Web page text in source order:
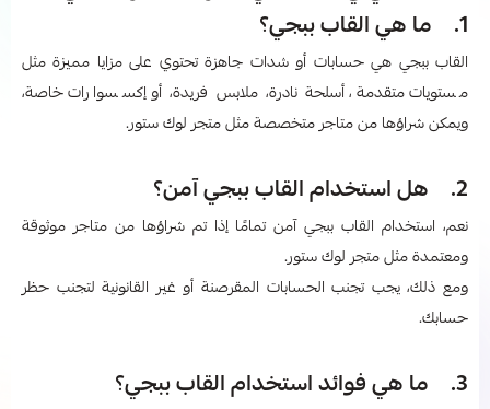
1. ما هي القاب ببجي​؟
القاب ببجي هي حسابات أو شدات جاهزة تحتوي على مزايا مميزة مثل
مستويات متقدمة، أسلحة نادرة، ملابس فريدة، أو إكسسوارات خاصة،
ويمكن شراؤها من متاجر متخصصة مثل متجر لوك ستور.
2. هل استخدام القاب ببجي​ آمن؟
نعم، استخدام القاب ببجي آمن تمامًا إذا تم شراؤها من متاجر موثوقة
ومعتمدة مثل متجر لوك ستور.
ومع ذلك، يجب تجنب الحسابات المقرصنة أو غير القانونية لتجنب حظر
حسابك.
3. ما هي فوائد استخدام القاب ببجي؟